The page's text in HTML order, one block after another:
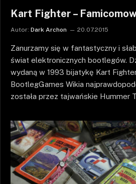
Kart Fighter –
Autor: Dark Archon 20.07.2015
Zanurzamy się w fantastyczny i
świat elektronicznych bootlegów.
wydaną w 1993 bijatykę Kart
BootlegGames Wikia
została przez tajwańskie Hummer